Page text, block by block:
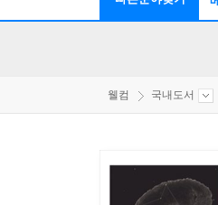
웰컴 국내도서